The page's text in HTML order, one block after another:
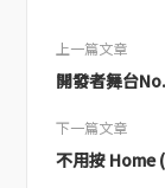
上一篇文章
開發者舞台
下一篇文章
不用按 Home